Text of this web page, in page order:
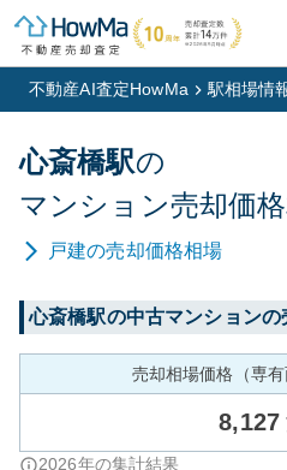
不動産AI査定HowMa 駅相場情
心斎橋駅の
マンション売却価
戸建の売却価格相場
心斎橋駅の中古マンションの
売却相場価格（専有
8,127
2026年の集計結果